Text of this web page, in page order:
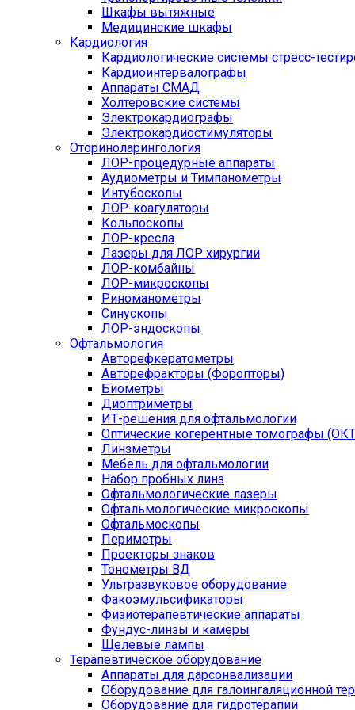
Шкафы вытяжные
Медицинские шкафы
Кардиология
Кардиологические системы стресс-
Кардиоинтервалографы
Аппараты СМАД
Холтеровские системы
Электрокардиографы
Электрокардиостимуляторы
Оториноларингология
ЛОР-процедурные аппараты
Аудиометры и Тимпанометры
Интубоскопы
ЛОР-коагуляторы
Кольпоскопы
ЛОР-кресла
Лазеры для ЛОР хирургии
ЛОР-комбайны
ЛОР-микроскопы
Риноманометры
Синускопы
ЛОР-эндоскопы
Офтальмология
Авторефкератометры
Авторефракторы (Форопторы)
Биометры
Диоптриметры
ИТ-решения для офтальмологии
Оптические когерентные томографы
Линзметры
Мебель для офтальмологии
Набор пробных линз
Офтальмологические лазеры
Офтальмологические микроскопы
Офтальмоскопы
Периметры
Проекторы знаков
Тонометры ВД
Ультразвуковое оборудование
Факоэмульсификаторы
Физиотерапевтические аппараты
Фундус-линзы и камеры
Щелевые лампы
Терапевтическое оборудование
Аппараты для дарсонвализации
Оборудование для галоингаляционной
Оборудование для гидротерапии